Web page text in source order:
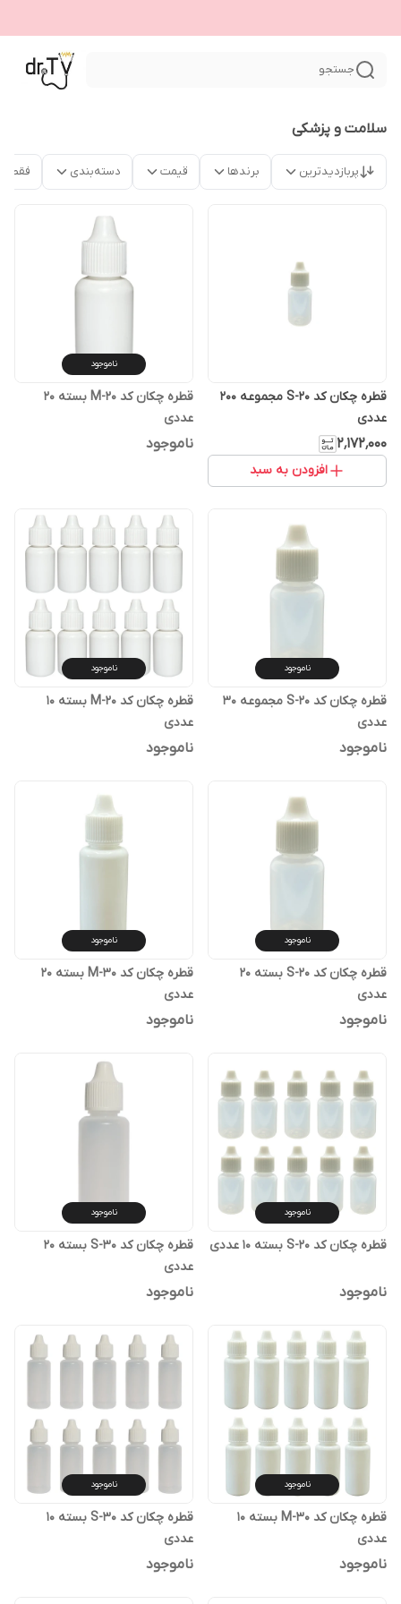
جستجو
سلامت و پزشکی
پربازدیدترین برندها قیمت دسته‌بندی فقط
قطره چکان کد S-20 مجموعه 200
عددی
۲٬۱۷۲٬۰۰۰
افزودن به سبد
ناموجود
قطره چکان کد M-20 بسته 20
عددی
ناموجود
ناموجود
قطره چکان کد S-20 مجموعه 30
عددی
ناموجود
ناموجود
قطره چکان کد M-20 بسته 10
عددی
ناموجود
ناموجود
قطره چکان کد S-20 بسته 20
عددی
ناموجود
ناموجود
قطره چکان کد M-30 بسته 20
عددی
ناموجود
ناموجود
قطره چکان کد S-20 بسته 10 عددی
ناموجود
ناموجود
قطره چکان کد S-30 بسته 20
عددی
ناموجود
ناموجود
قطره چکان کد M-30 بسته 10
عددی
ناموجود
ناموجود
قطره چکان کد S-30 بسته 10
عددی
ناموجود